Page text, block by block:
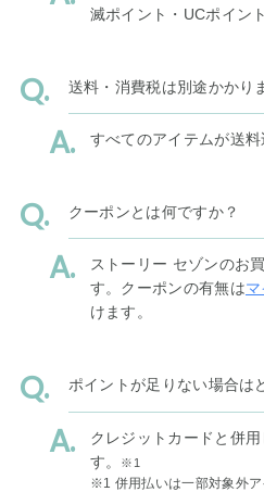
滅ポイント・UCポイン
送料・消費税は別途かかり
すべてのアイテムが送料
クーポンとは何ですか？
ストーリー セゾンのお
す。クーポンの有無は
けます。
ポイントが足りない場合は
クレジットカードと併
す。
※1
※1 併用払いは一部対象外